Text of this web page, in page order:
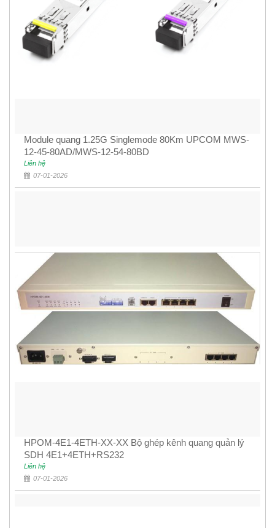
Module quang 1.25G Singlemode 80Km UPCOM MWS-
12-45-80AD/MWS-12-54-80BD
Liên hệ
07-01-2026
HPOM-4E1-4ETH-XX-XX Bộ ghép kênh quang quản lý
SDH 4E1+4ETH+RS232
Liên hệ
07-01-2026